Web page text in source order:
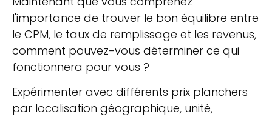
l'importance de trouver le bon équilibre entre
le CPM, le taux de remplissage et les revenus,
comment pouvez-vous déterminer ce qui
fonctionnera pour vous ?
Expérimenter avec différents prix planchers
par localisation géographique, unité,